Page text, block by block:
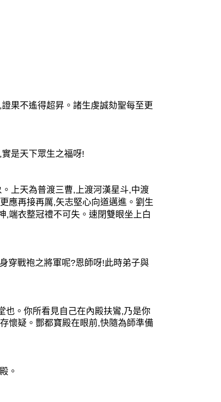
不遙得超昇。諸生虔誠劾聖每至更
是天下眾生之福呀!
天為普渡三曹,上渡河漢星斗,中渡
應再接再厲,矢志堅心向道邁進。劉生
,端衣整冠禮不可失。速閉雙眼坐上白
戰袍之將軍呢?恩師呀!此時弟子與
。你所看見自己在內殿扶鸞,乃是你
懷疑。酆都寶殿在眼前,快隨為師準備
。